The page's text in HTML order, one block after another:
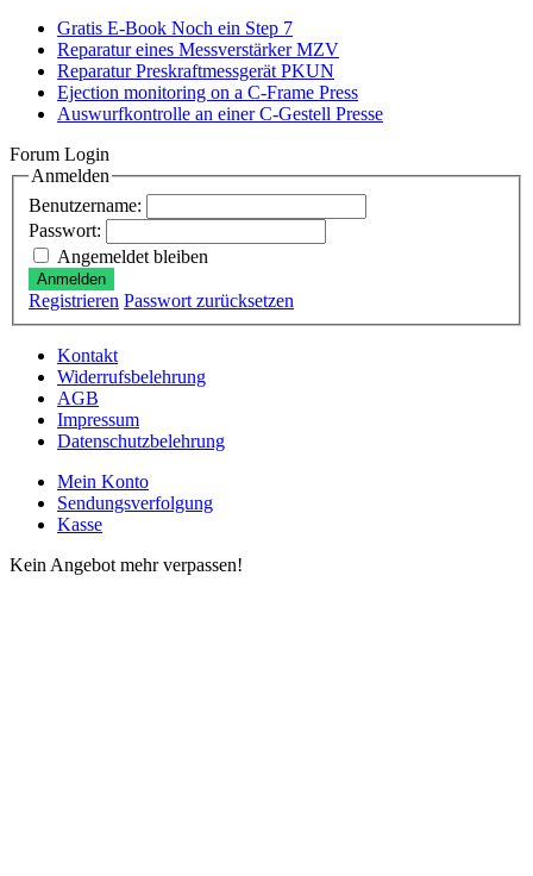
Gratis E-Book Noch ein Step 7
Reparatur eines Messverstärker MZV
Reparatur Preskraftmessgerät PKUN
Ejection monitoring on a C-Frame Press
Auswurfkontrolle an einer C-Gestell Presse
Forum Login
Anmelden
Benutzername:
Passwort:
Angemeldet bleiben
Anmelden
Registrieren Passwort zurücksetzen
Kontakt
Widerrufsbelehrung
AGB
Impressum
Datenschutzbelehrung
Mein Konto
Sendungsverfolgung
Kasse
Kein Angebot mehr verpassen!